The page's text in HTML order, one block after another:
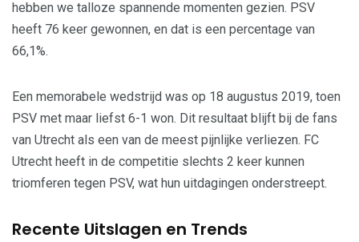
hebben we talloze spannende momenten gezien. PSV
heeft 76 keer gewonnen, en dat is een percentage van
66,1%.
Een memorabele wedstrijd was op 18 augustus 2019, toen
PSV met maar liefst 6-1 won. Dit resultaat blijft bij de fans
van Utrecht als een van de meest pijnlijke verliezen. FC
Utrecht heeft in de competitie slechts 2 keer kunnen
triomferen tegen PSV, wat hun uitdagingen onderstreept.
Recente Uitslagen en Trends